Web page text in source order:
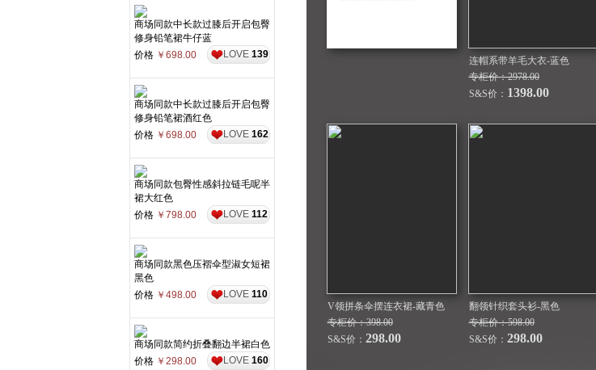
商场同款中长款过膝后开启包臀
修身铅笔裙牛仔蓝
价格 ￥698.00 LOVE 139
商场同款中长款过膝后开启包臀
修身铅笔裙酒红色
价格 ￥698.00 LOVE 162
商场同款包臀性感斜拉链毛呢半
裙大红色
价格 ￥798.00 LOVE 112
商场同款黑色压褶伞型淑女短裙
黑色
价格 ￥498.00 LOVE 110
商场同款简约折叠翻边半裙白色
价格 ￥298.00 LOVE 160
连帽系带羊毛大衣-蓝色
专柜价：2978.00
S&S价： 1398.00
V领拼条伞摆连衣裙-藏青色
专柜价：398.00
S&S价： 298.00
翻领针织套头衫-黑色
专柜价：598.00
S&S价： 298.00